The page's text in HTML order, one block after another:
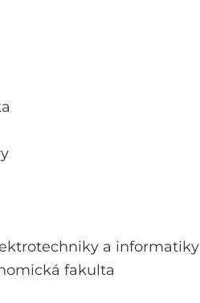
a informatiky
fakulta